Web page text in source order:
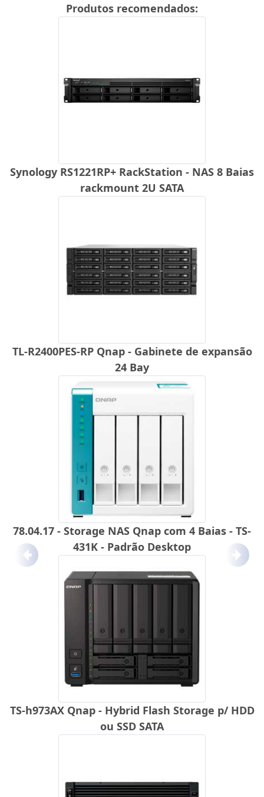
Produtos recomendados:
Synology RS1221RP+ RackStation - NAS 8 Baias
rackmount 2U SATA
TL-R2400PES-RP Qnap - Gabinete de expansão
24 Bay
78.04.17 - Storage NAS Qnap com 4 Baias - TS-
431K - Padrão Desktop
TS-h973AX Qnap - Hybrid Flash Storage p/ HDD
ou SSD SATA
Anterior